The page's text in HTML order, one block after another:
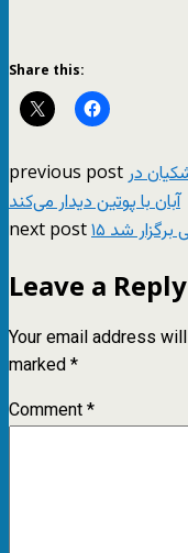
Share this:
previous postدر
آبان با پوتین دیدار می‌کند
next post برگزار شد
Leave a Reply
Your email address
marked*
Comment*